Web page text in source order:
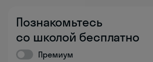
Познакомьтесь
со школой бесплатно
Премиум